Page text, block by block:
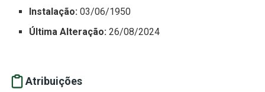
Instalação: 03/06/1950
Última Alteração: 26/08/2024
Atribuições